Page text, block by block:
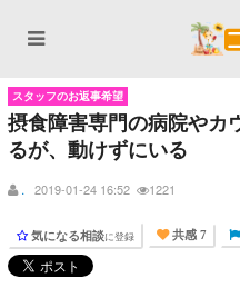
スタッフのお返事希望
摂食障害専門の病院やカ
るが、動けずにいる
. 2019-01-24 16:52 1221
気になる相談に登録 共感 7